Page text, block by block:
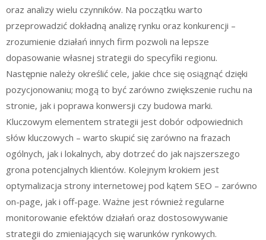
oraz analizy wielu czynników. Na początku warto
przeprowadzić dokładną analizę rynku oraz konkurencji –
zrozumienie działań innych firm pozwoli na lepsze
dopasowanie własnej strategii do specyfiki regionu.
Następnie należy określić cele, jakie chce się osiągnąć dzięki
pozycjonowaniu; mogą to być zarówno zwiększenie ruchu na
stronie, jak i poprawa konwersji czy budowa marki.
Kluczowym elementem strategii jest dobór odpowiednich
słów kluczowych – warto skupić się zarówno na frazach
ogólnych, jak i lokalnych, aby dotrzeć do jak najszerszego
grona potencjalnych klientów. Kolejnym krokiem jest
optymalizacja strony internetowej pod kątem SEO – zarówno
on-page, jak i off-page. Ważne jest również regularne
monitorowanie efektów działań oraz dostosowywanie
strategii do zmieniających się warunków rynkowych.